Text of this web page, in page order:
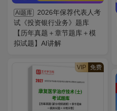
AI题库
2026年保荐代表人考
试《投资银行业务》题库
【历年真题＋章节题库＋模
拟试题】AI讲解
VIP 免费